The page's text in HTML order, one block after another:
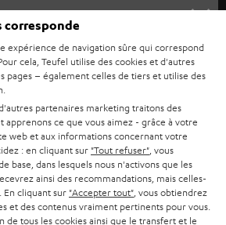
corresponde
expérience de navigation sûre qui correspond
cela, Teufel utilise des cookies et d'autres
pages – également celles de tiers et utilise des
partenaires marketing traitons des
apprenons ce que vous aimez - grâce à votre
web et aux informations concernant votre
: en cliquant sur "Tout refuser" , vous
base, dans lesquels nous n'activons que les
ainsi des recommandations, mais celles-
En cliquant sur "Accepter tout" , vous obtiendrez
et des contenus vraiment pertinents pour vous.
de tous les cookies ainsi que le transfert et le